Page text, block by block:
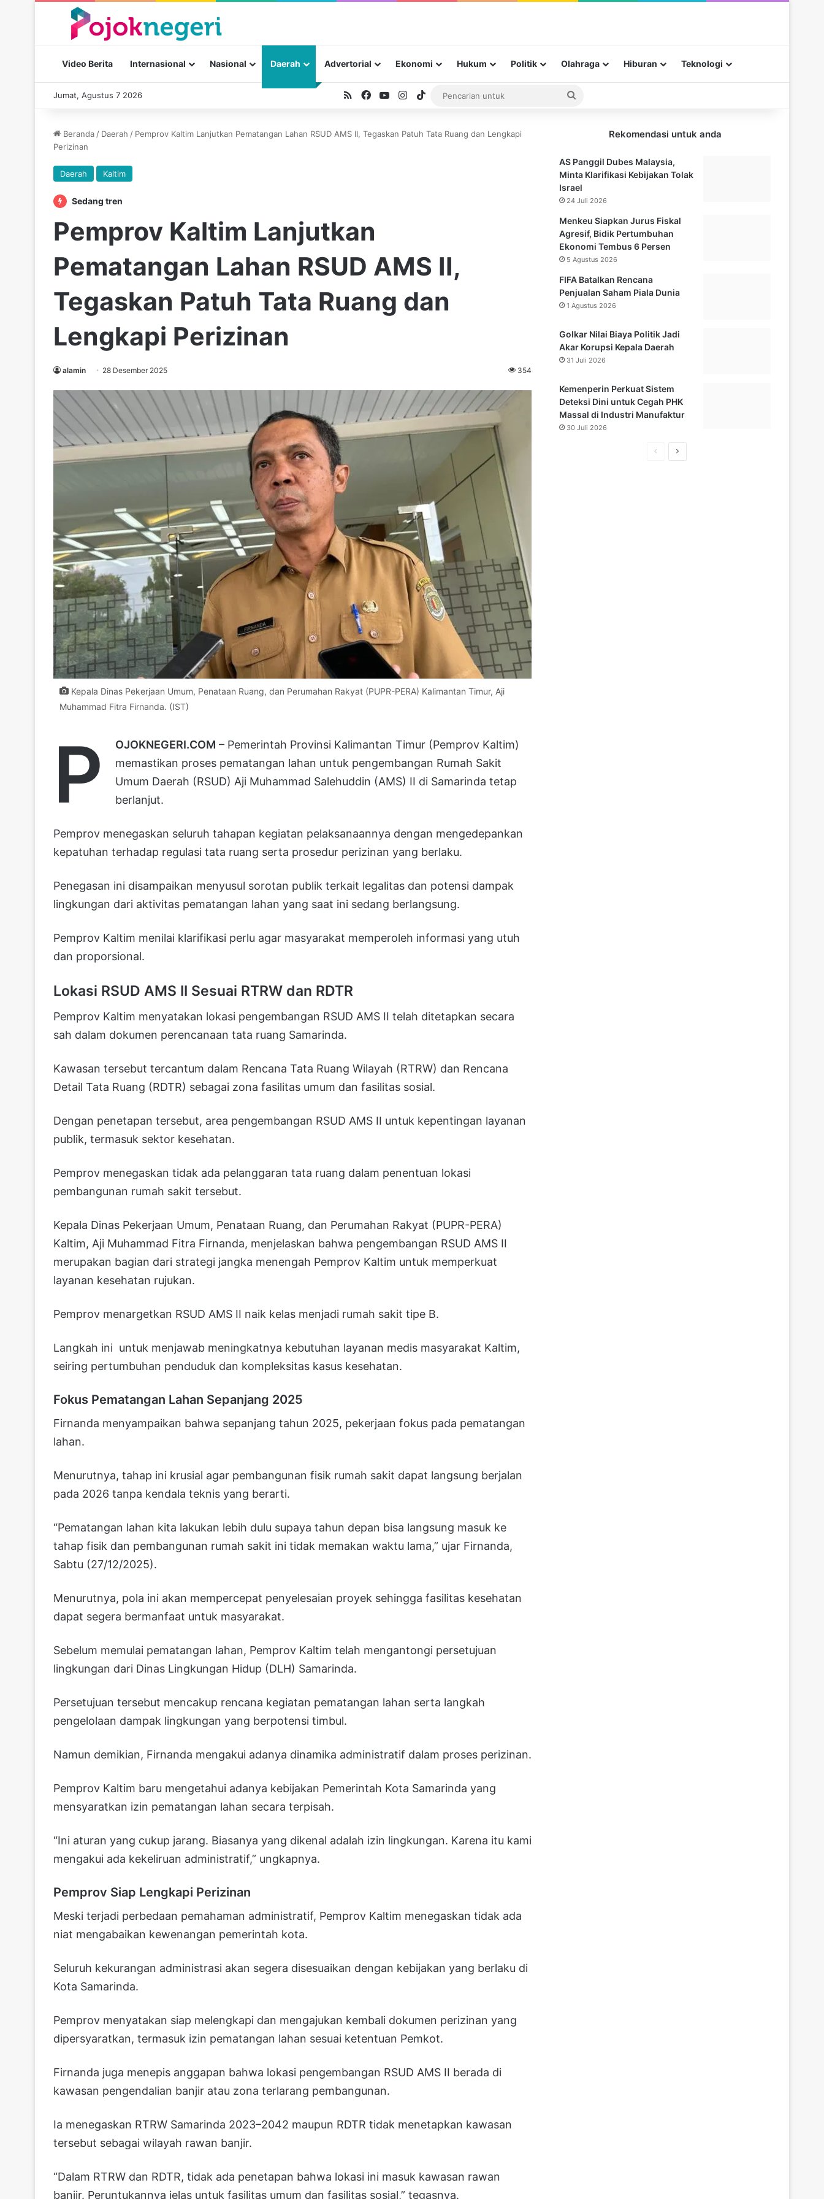
Video Berita Internasional Nasional Daerah Advertorial Ekonomi Hukum Politik Olahraga Hiburan Teknologi
Jumat, Agustus 7 2026 RSSFacebook
YouTubeInstagram
TikTok
Beranda / Daerah / Pemprov Kaltim Lanjutkan Pematangan Lahan RSUD AMS II, Tegaskan Patuh Tata Ruang dan Lengkapi
Perizinan
Daerah Kaltim
Sedang tren
Pemprov Kaltim Lanjutkan
Pematangan Lahan RSUD AMS II,
Tegaskan Patuh Tata Ruang dan
Lengkapi Perizinan
alamin 28 Desember 2025 354
Kepala Dinas Pekerjaan Umum, Penataan Ruang, dan Perumahan Rakyat (PUPR-PERA) Kalimantan Timur, Aji
Muhammad Fitra Firnanda. (IST)
P OJOKNEGERI.COM – Pemerintah Provinsi Kalimantan Timur (Pemprov Kaltim)
memastikan proses pematangan lahan untuk pengembangan Rumah Sakit
Umum Daerah (RSUD) Aji Muhammad Salehuddin (AMS) II di Samarinda tetap
berlanjut.
Pemprov menegaskan seluruh tahapan kegiatan pelaksanaannya dengan mengedepankan
kepatuhan terhadap regulasi tata ruang serta prosedur perizinan yang berlaku.
Penegasan ini disampaikan menyusul sorotan publik terkait legalitas dan potensi dampak
lingkungan dari aktivitas pematangan lahan yang saat ini sedang berlangsung.
Pemprov Kaltim menilai klarifikasi perlu agar masyarakat memperoleh informasi yang utuh
dan proporsional.
Lokasi RSUD AMS II Sesuai RTRW dan RDTR
Pemprov Kaltim menyatakan lokasi pengembangan RSUD AMS II telah ditetapkan secara
sah dalam dokumen perencanaan tata ruang Samarinda.
Kawasan tersebut tercantum dalam Rencana Tata Ruang Wilayah (RTRW) dan Rencana
Detail Tata Ruang (RDTR) sebagai zona fasilitas umum dan fasilitas sosial.
Dengan penetapan tersebut, area pengembangan RSUD AMS II untuk kepentingan layanan
publik, termasuk sektor kesehatan.
Pemprov menegaskan tidak ada pelanggaran tata ruang dalam penentuan lokasi
pembangunan rumah sakit tersebut.
Kepala Dinas Pekerjaan Umum, Penataan Ruang, dan Perumahan Rakyat (PUPR-PERA)
Kaltim, Aji Muhammad Fitra Firnanda, menjelaskan bahwa pengembangan RSUD AMS II
merupakan bagian dari strategi jangka menengah Pemprov Kaltim untuk memperkuat
layanan kesehatan rujukan.
Pemprov menargetkan RSUD AMS II naik kelas menjadi rumah sakit tipe B.
Langkah ini untuk menjawab meningkatnya kebutuhan layanan medis masyarakat Kaltim,
seiring pertumbuhan penduduk dan kompleksitas kasus kesehatan.
Fokus Pematangan Lahan Sepanjang 2025
Firnanda menyampaikan bahwa sepanjang tahun 2025, pekerjaan fokus pada pematangan
lahan.
Menurutnya, tahap ini krusial agar pembangunan fisik rumah sakit dapat langsung berjalan
pada 2026 tanpa kendala teknis yang berarti.
“Pematangan lahan kita lakukan lebih dulu supaya tahun depan bisa langsung masuk ke
tahap fisik dan pembangunan rumah sakit ini tidak memakan waktu lama,” ujar Firnanda,
Sabtu (27/12/2025).
Menurutnya, pola ini akan mempercepat penyelesaian proyek sehingga fasilitas kesehatan
dapat segera bermanfaat untuk masyarakat.
Sebelum memulai pematangan lahan, Pemprov Kaltim telah mengantongi persetujuan
lingkungan dari Dinas Lingkungan Hidup (DLH) Samarinda.
Persetujuan tersebut mencakup rencana kegiatan pematangan lahan serta langkah
pengelolaan dampak lingkungan yang berpotensi timbul.
Namun demikian, Firnanda mengakui adanya dinamika administratif dalam proses perizinan.
Pemprov Kaltim baru mengetahui adanya kebijakan Pemerintah Kota Samarinda yang
mensyaratkan izin pematangan lahan secara terpisah.
“Ini aturan yang cukup jarang. Biasanya yang dikenal adalah izin lingkungan. Karena itu kami
mengakui ada kekeliruan administratif,” ungkapnya.
Pemprov Siap Lengkapi Perizinan
Meski terjadi perbedaan pemahaman administratif, Pemprov Kaltim menegaskan tidak ada
niat mengabaikan kewenangan pemerintah kota.
Seluruh kekurangan administrasi akan segera disesuaikan dengan kebijakan yang berlaku di
Kota Samarinda.
Pemprov menyatakan siap melengkapi dan mengajukan kembali dokumen perizinan yang
dipersyaratkan, termasuk izin pematangan lahan sesuai ketentuan Pemkot.
Firnanda juga menepis anggapan bahwa lokasi pengembangan RSUD AMS II berada di
kawasan pengendalian banjir atau zona terlarang pembangunan.
Ia menegaskan RTRW Samarinda 2023–2042 maupun RDTR tidak menetapkan kawasan
tersebut sebagai wilayah rawan banjir.
“Dalam RTRW dan RDTR, tidak ada penetapan bahwa lokasi ini masuk kawasan rawan
banjir. Peruntukannya jelas untuk fasilitas umum dan fasilitas sosial,” tegasnya.
Rekomendasi untuk anda
AS Panggil Dubes Malaysia,
Minta Klarifikasi Kebijakan Tolak
Israel
24 Juli 2026
Menkeu Siapkan Jurus Fiskal
Agresif, Bidik Pertumbuhan
Ekonomi Tembus 6 Persen
5 Agustus 2026
FIFA Batalkan Rencana
Penjualan Saham Piala Dunia
1 Agustus 2026
Golkar Nilai Biaya Politik Jadi
Akar Korupsi Kepala Daerah
31 Juli 2026
Kemenperin Perkuat Sistem
Deteksi Dini untuk Cegah PHK
Massal di Industri Manufaktur
30 Juli 2026
HalamanHalaman